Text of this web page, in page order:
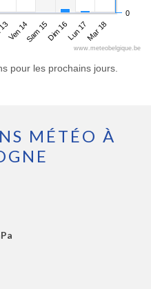
Ven 14Sam 15Dim 16Lun 17Mar 18
0
www.meteobelgique.be
pour les prochains jours.
MÉTÉO À